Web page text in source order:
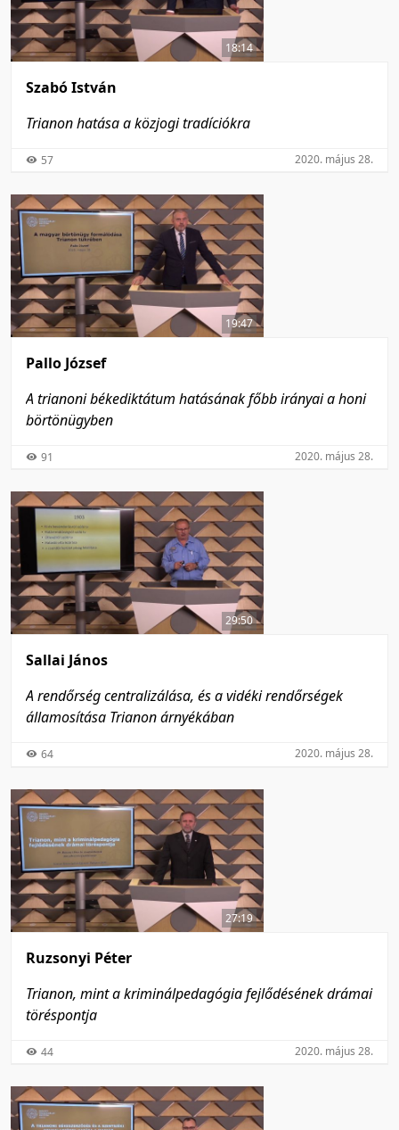
18:14
Szabó István
Trianon hatása a közjogi tradíciókra
57 2020. május 28.
19:47
Pallo József
A trianoni békediktátum hatásának főbb irányai a honi
börtönügyben
91 2020. május 28.
29:50
Sallai János
A rendőrség centralizálása, és a vidéki rendőrségek
államosítása Trianon árnyékában
64 2020. május 28.
27:19
Ruzsonyi Péter
Trianon, mint a kriminálpedagógia fejlődésének drámai
töréspontja
44 2020. május 28.